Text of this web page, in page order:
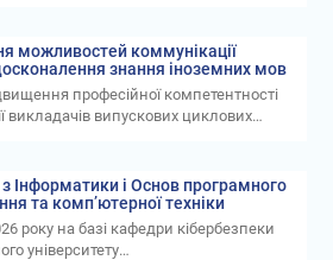
можливостей коммунікації
знання іноземних мов
професійної компетентності
викладачів випускових циклових…
Інформатики і Основ програмного
та комп’ютерної техніки
року на базі кафедри кібербезпеки
університету…